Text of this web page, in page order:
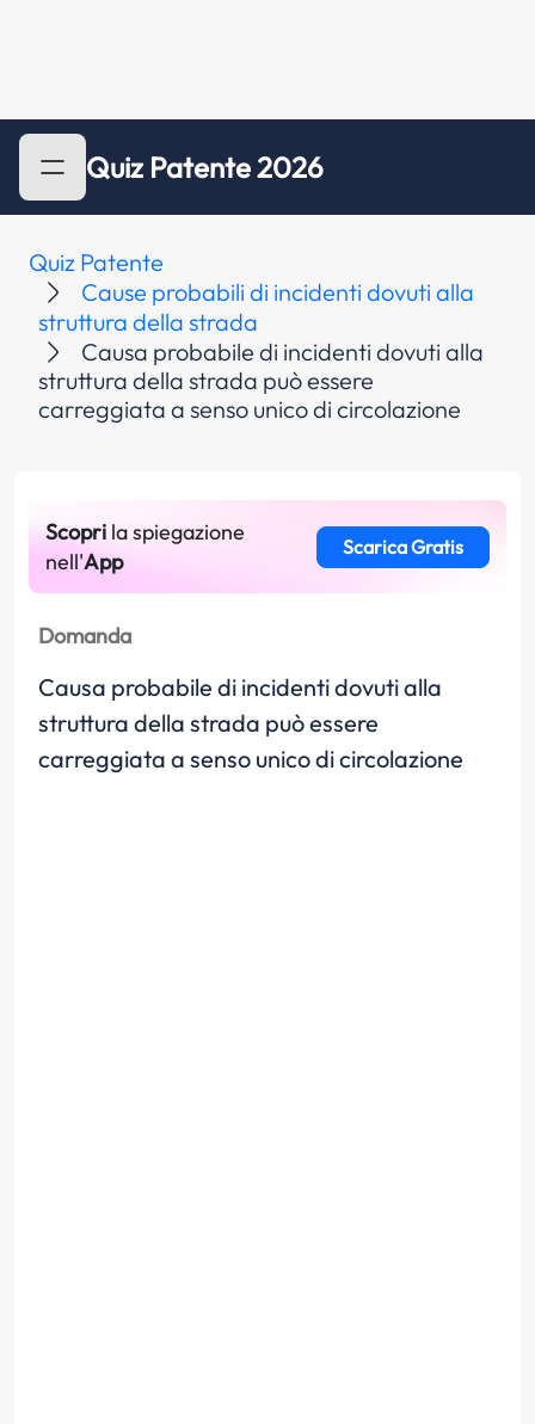
Quiz Patente 2026
Quiz Patente
Cause probabili di incidenti dovuti alla
struttura della strada
Causa probabile di incidenti dovuti alla
struttura della strada può essere
carreggiata a senso unico di circolazione
Scopri la spiegazione
nell'App
Scarica Gratis
Domanda
Causa probabile di incidenti dovuti alla
struttura della strada può essere
carreggiata a senso unico di circolazione